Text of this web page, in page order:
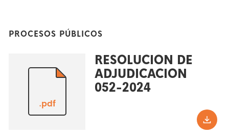
PROCESOS PÚBLICOS
.pdf
RESOLUCION DE
ADJUDICACION
052-2024